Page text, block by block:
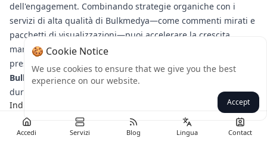
Accedi Servizi Blog Lingua Contact
dell'engagement. Combinando strategie organiche con i
servizi di alta qualità di Bulkmedya—come commenti mirati e
pacchetti di visualizzazioni—puoi accelerare la crescita
mantenendo la credibilità. Pronto a trasformare la tua
presenza su TikTok?
Esplora le soluzioni di engagement di
Bulkmedya oggi per iniziare a vedere risultati reali e
duraturi.
Indietro
🍪 Cookie Notice
We use cookies to ensure that we give you the best
experience on our website.
Accept